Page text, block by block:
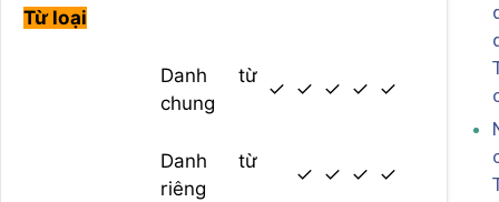
Từ loại
Danh từ
chung
✓ ✓ ✓ ✓ ✓
Danh từ
riêng
✓ ✓ ✓ ✓